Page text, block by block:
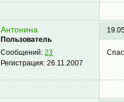
Антонина
Пользователь
Сообщений:23
Регистрация:26.11.2007